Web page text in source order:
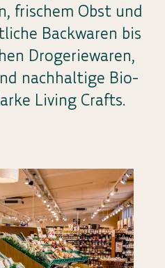
frischem Obst und
Backwaren bis
Drogeriewaren,
nachhaltige Bio-
Living Crafts.